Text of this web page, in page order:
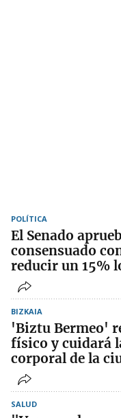
POLÍTICA
El Senado
consensuado
reducir un 15%
BIZKAIA
'Biztu Bermeo'
físico y cuidará
corporal de la
SALUD